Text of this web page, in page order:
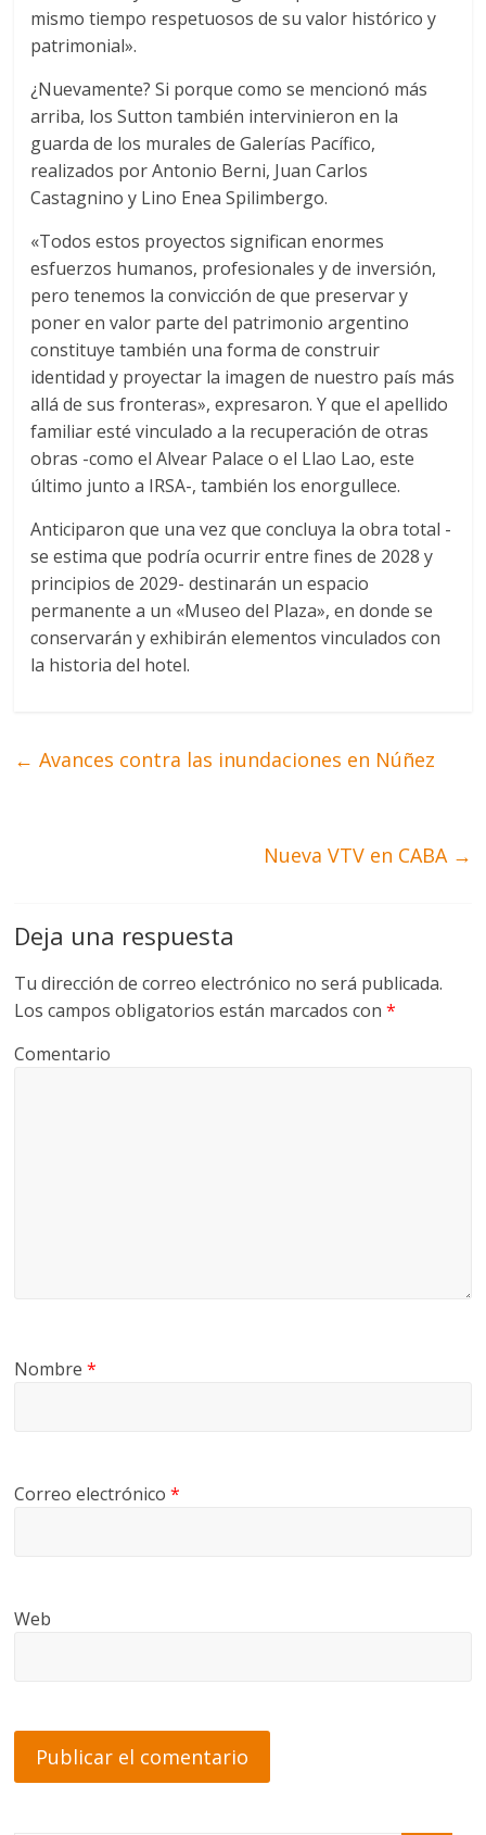
mismo tiempo respetuosos de su valor histórico y
patrimonial».
¿Nuevamente? Si porque como se mencionó más
arriba, los Sutton también intervinieron en la
guarda de los murales de Galerías Pacífico,
realizados por Antonio Berni, Juan Carlos
Castagnino y Lino Enea Spilimbergo.
«Todos estos proyectos significan enormes
esfuerzos humanos, profesionales y de inversión,
pero tenemos la convicción de que preservar y
poner en valor parte del patrimonio argentino
constituye también una forma de construir
identidad y proyectar la imagen de nuestro país más
allá de sus fronteras», expresaron. Y que el apellido
familiar esté vinculado a la recuperación de otras
obras -como el Alvear Palace o el Llao Lao, este
último junto a IRSA-, también los enorgullece.
Anticiparon que una vez que concluya la obra total -
se estima que podría ocurrir entre fines de 2028 y
principios de 2029- destinarán un espacio
permanente a un «Museo del Plaza», en donde se
conservarán y exhibirán elementos vinculados con
la historia del hotel.
← Avances contra las inundaciones en Núñez
Nueva VTV en CABA →
Deja una respuesta
Tu dirección de correo electrónico no será publicada.
Los campos obligatorios están marcados con*
Comentario
Nombre*
Correo electrónico*
Web